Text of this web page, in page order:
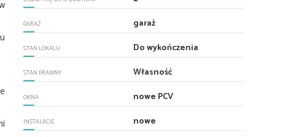
GARAŻ garaż
STAN LOKALU Do wykończenia
STAN PRAWNY Własność
OKNA nowe PCV
INSTALACJE nowe